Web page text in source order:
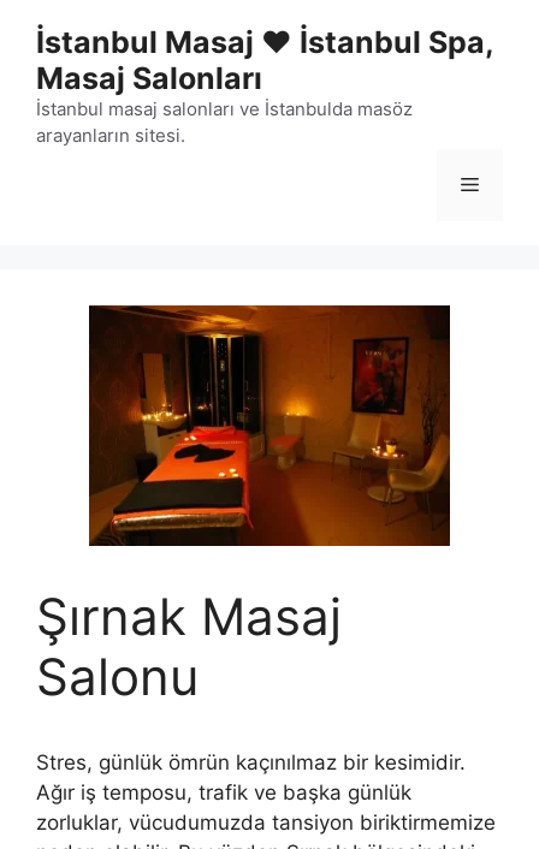
İstanbul Masaj ❤️ İstanbul Spa,
Masaj Salonları
İstanbul masaj salonları ve İstanbulda masöz
arayanların sitesi.
Menü
Şırnak Masaj
Salonu
Stres, günlük ömrün kaçınılmaz bir kesimidir.
Ağır iş temposu, trafik ve başka günlük
zorluklar, vücudumuzda tansiyon biriktirmemize